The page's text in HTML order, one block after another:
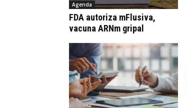
Agenda
FDA autoriza mFlusiva,
vacuna ARNm gripal